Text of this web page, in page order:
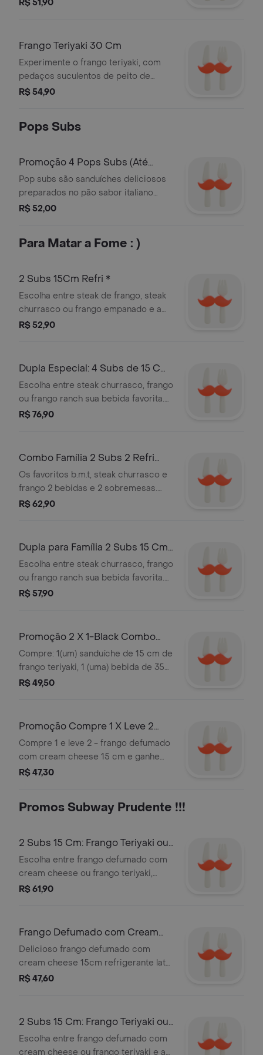
R$ 51,90
Frango Teriyaki 30 Cm
Experimente o frango teriyaki, com
pedaços suculentos de peito de
frango e o delicioso molho teriyaki
R$ 54,90
Pops Subs
Promoção 4 Pops Subs (Até
12Cm)
Pop subs são sanduíches deliciosos
preparados no pão sabor italiano
branco com tamanho diferenciado
R$ 52,00
Para Matar a Fome : )
2 Subs 15Cm Refri *
Escolha entre steak de frango, steak
churrasco ou frango empanado e a
bebida da sua preferência. os dois
carne bovina com sabor churrasco. é
o churrasco feito do jeito que você
sempre quis. frango - preferência
nacional. frango levemente
temperado e assado na perfeição.
servido em pão fresquinho, frango
empanado, imagem meramente
ilustrativa.
R$ 52,90
Dupla Especial: 4 Subs de 15 Cm
4 Bebidas
Escolha entre steak churrasco, frango
ou frango ranch sua bebida favorita.
serão 4 subs de 15 cm cada unidade.
R$ 76,90
Combo Família 2 Subs 2 Refri
Lata 2 Cookies
Os favoritos b.m.t, steak churrasco e
frango 2 bebidas e 2 sobremesas.
serão 2 subs de 15 cm cada unidade.
R$ 62,90
Dupla para Família 2 Subs 15 Cm
2 Bebidas
Escolha entre steak churrasco, frango
ou frango ranch sua bebida favorita.
serão 2 subs de 15 cm cada unidade.
R$ 57,90
Promoção 2 X 1-Black Combo
Frango Teriyaki de 15 Cm*
Compre: 1(um) sanduíche de 15 cm de
frango teriyaki, 1 (uma) bebida de 350
ml e 1 (um) cookie. ganhe: 1(um)
(um) cookie. caso selecione um
adicional extra, paga 1 e ganhe nos 2
subs de 15 cm .
R$ 49,50
Promoção Compre 1 X Leve 2
Frango Defumado com Cream
Cheese 15
Compre 1 e leve 2 - frango defumado
com cream cheese 15 cm e ganhe
outro ! ingredienes do frango
delicioso cream cheese.
R$ 47,30
Promos Subway Prudente !!!
2 Subs 15 Cm: Frango Teriyaki ou
Frango Defumado 2 Latas 2
Escolha entre frango defumado com
cream cheese ou frango teriyaki,
mais 2 (duas) bebidas de sua
receita! ) frango defumado com
cream cheese - cubos e frango
defumado misturados com delicioso
cream cheese. uma delicia de dar
água na boca. frango teriyaki -
frango e o delicioso molho teriyaki.
imagem meramente ilustrativa.
R$ 61,90
Frango Defumado com Cream
Cheese 15 Cm Refri 350 Ml*
Delicioso frango defumado com
cream cheese 15cm refrigerante lata
350 ml
R$ 47,60
2 Subs 15 Cm: Frango Teriyaki ou
Frango Defumado com Cream
Chees
Escolha entre frango defumado com
cream cheese ou frango teriyaki e a